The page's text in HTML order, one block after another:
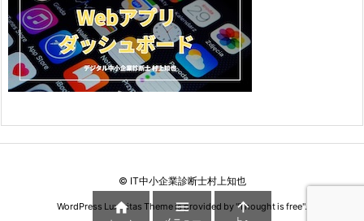
© IT中小企業診断士村上知也
WordPress Luxeritas Theme is provided by "Thought is free".
  